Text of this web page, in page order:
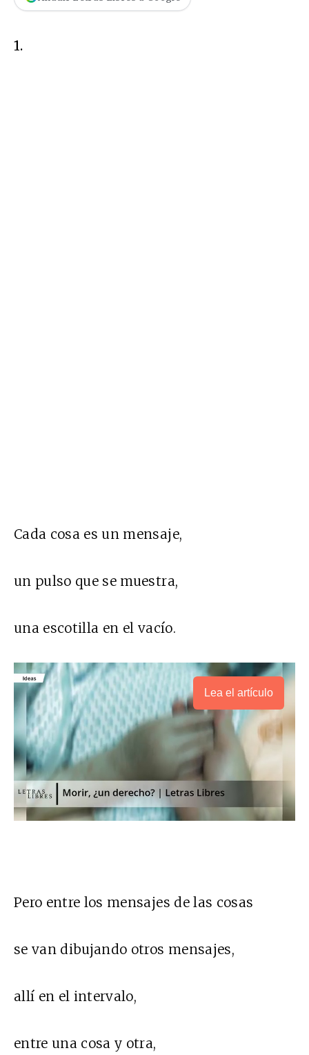
1.
Cada cosa es un mensaje,
un pulso que se muestra,
una escotilla en el vacío.
Lea el artículo
Pero entre los mensajes de las cosas
se van dibujando otros mensajes,
allí en el intervalo,
entre una cosa y otra,